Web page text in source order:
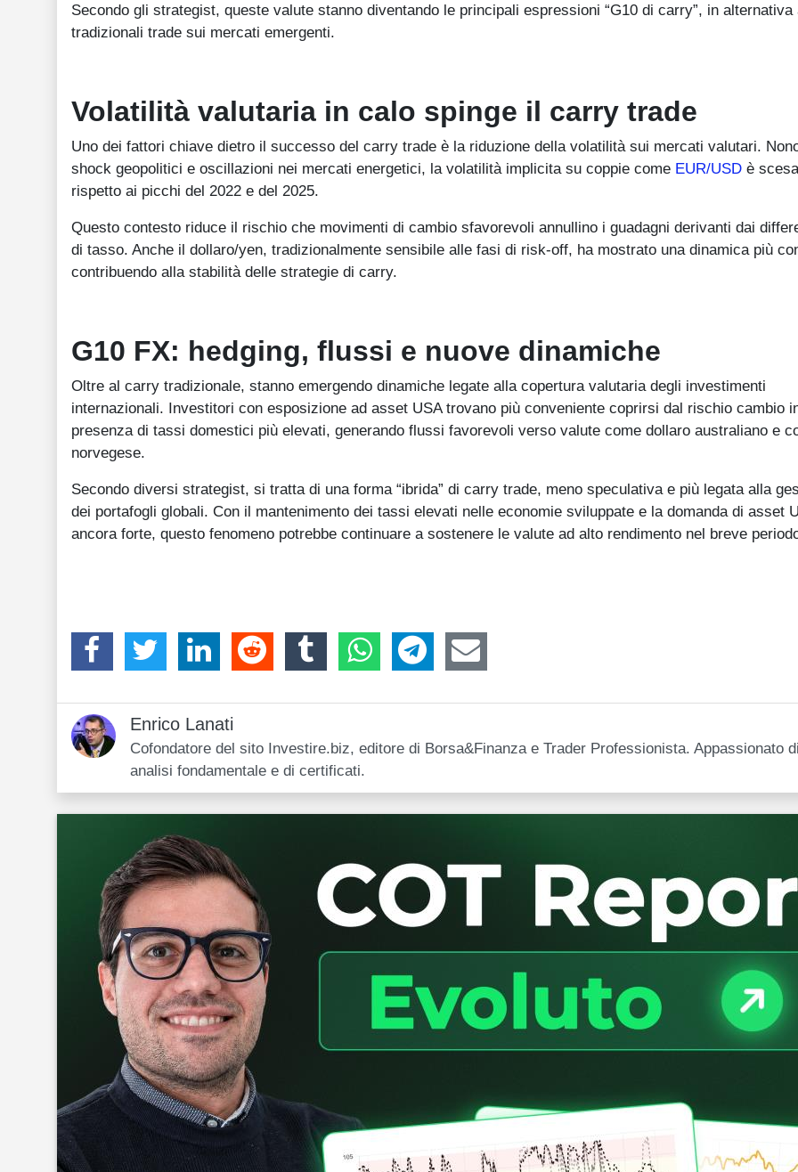
Secondo gli strategist, queste valute stanno diventando le principali espressioni “G10 di carry”, in alternativa
tradizionali trade sui mercati emergenti.
Volatilità valutaria in calo spinge il carry trade
Uno dei fattori chiave dietro il successo del carry trade è la riduzione della volatilità sui mercati valutari.
shock geopolitici e oscillazioni nei mercati energetici, la volatilità implicita su coppie come EUR/USD è scesa
rispetto ai picchi del 2022 e del 2025.
Questo contesto riduce il rischio che movimenti di cambio sfavorevoli annullino i guadagni derivanti dai
di tasso. Anche il dollaro/yen, tradizionalmente sensibile alle fasi di risk-off, ha mostrato una dinamica più
contribuendo alla stabilità delle strategie di carry.
G10 FX: hedging, flussi e nuove dinamiche
Oltre al carry tradizionale, stanno emergendo dinamiche legate alla copertura valutaria degli investimenti
internazionali. Investitori con esposizione ad asset USA trovano più conveniente coprirsi dal rischio cambio
presenza di tassi domestici più elevati, generando flussi favorevoli verso valute come dollaro australiano e
norvegese.
Secondo diversi strategist, si tratta di una forma “ibrida” di carry trade, meno speculativa e più legata alla
dei portafogli globali. Con il mantenimento dei tassi elevati nelle economie sviluppate e la domanda di asset
ancora forte, questo fenomeno potrebbe continuare a sostenere le valute ad alto rendimento nel breve
Enrico Lanati
Cofondatore del sito Investire.biz, editore di Borsa&Finanza e Trader Professionista. Appassionato
analisi fondamentale e di certificati.